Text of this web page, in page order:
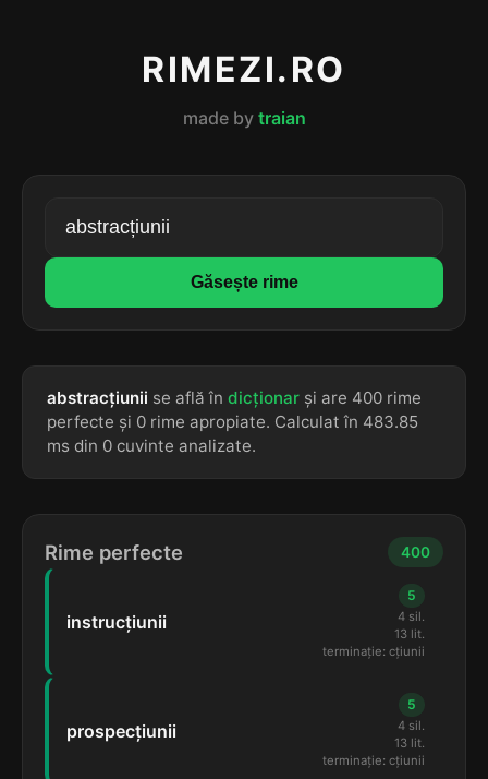
RIMEZI.RO
made by traian
Găsește rime
abstracțiunii se află în dicționar și are 400 rime
perfecte și 0 rime apropiate. Calculat în 483.85
ms din 0 cuvinte analizate.
Rime perfecte 400
instrucțiunii
5
4 sil.
13 lit.
terminație: cțiunii
prospecțiunii
5
4 sil.
13 lit.
terminație: cțiunii